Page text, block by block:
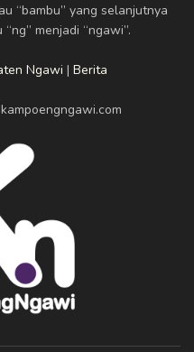
“bambu” yang selanjutnya
menjadi “ngawi”.
Ngawi | Berita